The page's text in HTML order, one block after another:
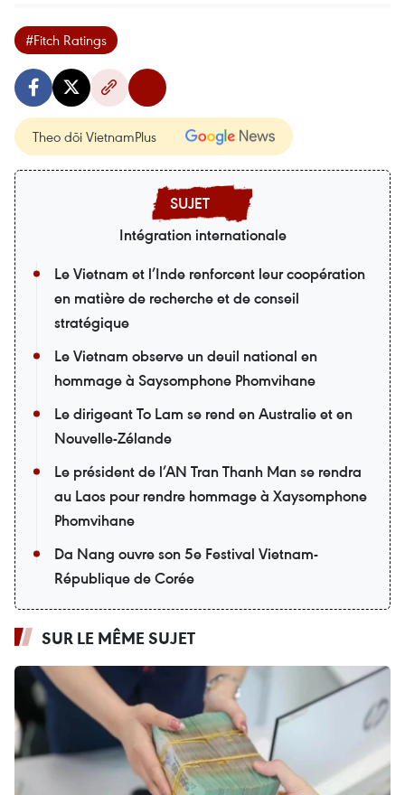
#Fitch Ratings
Theo dõi VietnamPlus
Intégration internationale
Le Vietnam et l’Inde renforcent leur coopération
en matière de recherche et de conseil
stratégique
Le Vietnam observe un deuil national en
hommage à Saysomphone Phomvihane
Le dirigeant To Lam se rend en Australie et en
Nouvelle-Zélande
Le président de l’AN Tran Thanh Man se rendra
au Laos pour rendre hommage à Xaysomphone
Phomvihane
Da Nang ouvre son 5e Festival Vietnam-
République de Corée
SUR LE MÊME SUJET